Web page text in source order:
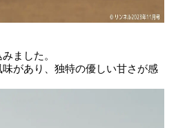
ました。
があり、独特の優しい甘さが感